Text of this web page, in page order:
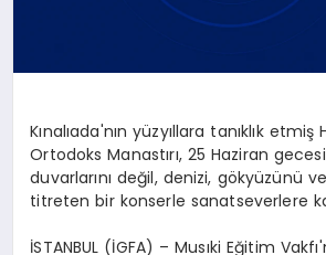
Kınalıada'nın yüzyıllara tanıklık etmiş
Ortodoks Manastırı, 25 Haziran
duvarlarını değil, denizi, gökyüzünü
titreten bir konserle sanatseverlere
İSTANBUL (İGFA) – Musıki Eğitim